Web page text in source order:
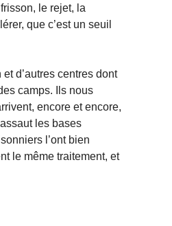
le rejet, la
que c’est un seuil
d’autres centres dont
camps. Ils nous
encore et encore,
les bases
l’ont bien
le même traitement, et